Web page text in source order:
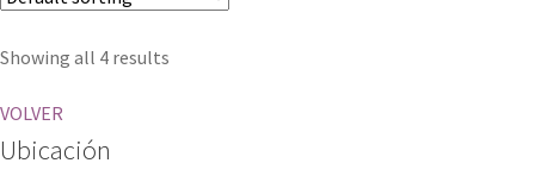
Showing all 4 results
VOLVER
Ubicación